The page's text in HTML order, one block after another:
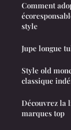
Comment
style
Jupe longue
Style old
classique
Découvrez la
marques top